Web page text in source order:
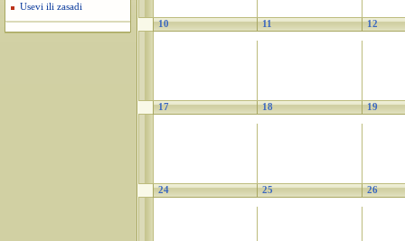
Usevi ili zasadi
10 11 12
17 18 19
24 25 26